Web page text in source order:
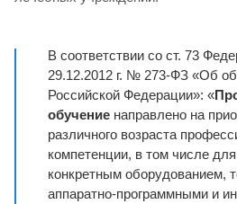
В соответствии со ст. 73
29.12.2012 г. № 273-ФЗ «Об
Российской Федерации»: «
обучение направлено на
различного возраста
компетенции, в том числе
конкретным оборудованием,
аппаратно-программными и